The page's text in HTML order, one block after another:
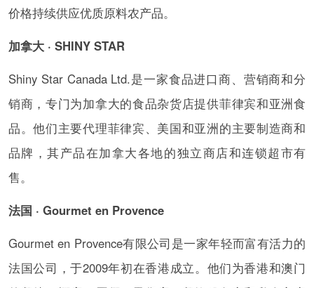
价格持续供应优质原料农产品。
加拿大 · SHINY STAR
Shiny Star Canada Ltd.是一家食品进口商、营销商和分
销商，专门为加拿大的食品杂货店提供菲律宾和亚洲食
品。他们主要代理菲律宾、美国和亚洲的主要制造商和
品牌，其产品在加拿大各地的独立商店和连锁超市有
售。
法国 · Gourmet en Provence
Gourmet en Provence有限公司是一家年轻而富有活力的
法国公司，于2009年初在香港成立。他们为香港和澳门